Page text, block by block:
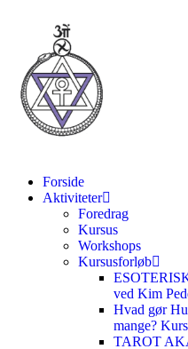
Forside
Aktiviteter
Foredrag
Kursus
Workshops
Kursusforløb
ved Kim
Hvad gør
mange?
TAROT